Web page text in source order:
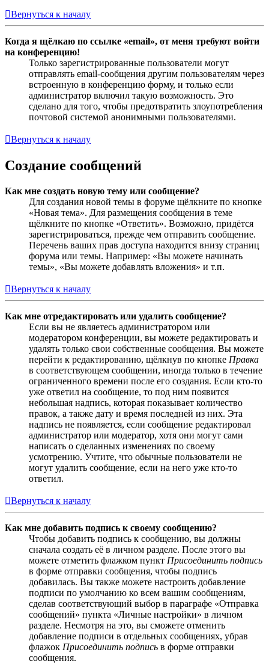
Вернуться к началу
Когда я щёлкаю по ссылке «email», от меня требуют войти
на конференцию!
Только зарегистрированные пользователи могут
отправлять email-сообщения другим пользователям через
встроенную в конференцию форму, и только если
администратор включил такую возможность. Это
сделано для того, чтобы предотвратить злоупотребления
почтовой системой анонимными пользователями.
Вернуться к началу
Создание сообщений
Как мне создать новую тему или сообщение?
Для создания новой темы в форуме щёлкните по кнопке
«Новая тема». Для размещения сообщения в теме
щёлкните по кнопке «Ответить». Возможно, придётся
зарегистрироваться, прежде чем отправить сообщение.
Перечень ваших прав доступа находится внизу страниц
форума или темы. Например: «Вы можете начинать
темы», «Вы можете добавлять вложения» и т.п.
Вернуться к началу
Как мне отредактировать или удалить сообщение?
Если вы не являетесь администратором или
модератором конференции, вы можете редактировать и
удалять только свои собственные сообщения. Вы можете
перейти к редактированию, щёлкнув по кнопке Правка
в соответствующем сообщении, иногда только в течение
ограниченного времени после его создания. Если кто-то
уже ответил на сообщение, то под ним появится
небольшая надпись, которая показывает количество
правок, а также дату и время последней из них. Эта
надпись не появляется, если сообщение редактировал
администратор или модератор, хотя они могут сами
написать о сделанных изменениях по своему
усмотрению. Учтите, что обычные пользователи не
могут удалить сообщение, если на него уже кто-то
ответил.
Вернуться к началу
Как мне добавить подпись к своему сообщению?
Чтобы добавить подпись к сообщению, вы должны
сначала создать её в личном разделе. После этого вы
можете отметить флажком пункт Присоединить подпись
в форме отправки сообщения, чтобы подпись
добавилась. Вы также можете настроить добавление
подписи по умолчанию ко всем вашим сообщениям,
сделав соответствующий выбор в параграфе «Отправка
сообщений» пункта «Личные настройки» в личном
разделе. Несмотря на это, вы сможете отменить
добавление подписи в отдельных сообщениях, убрав
флажок Присоединить подпись в форме отправки
сообщения.